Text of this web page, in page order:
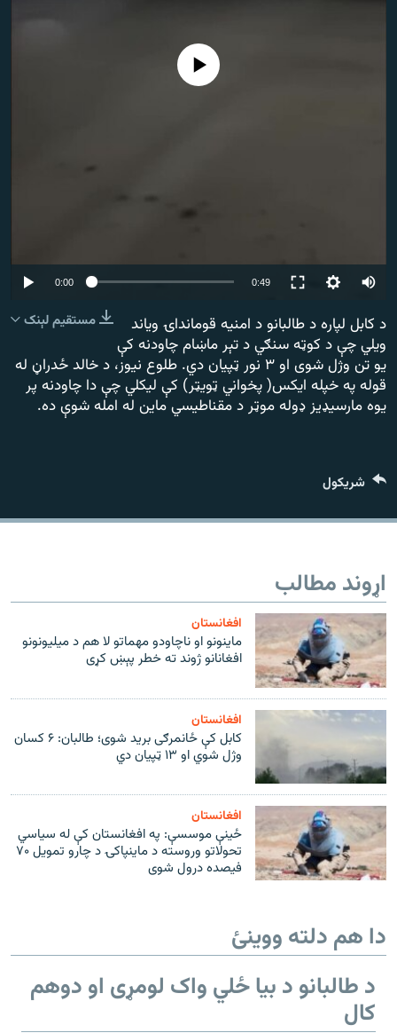
No media source currently available
0:00 0:49
360p
480p
720p
مستقیم لېنک
د کابل لپاره د طالبانو د امنیه قومانداۍ ویاند
ویلي چې د کوټه سنګي د تېر ماښام چاودنه کې
یو تن وژل شوی او ۳ نور ټپیان دي. طلوع نیوز، د خالد ځدراڼ له
قوله په خپله ایکس( پخواني ټویټر) کې لیکلي چې دا چاودنه پر
یوه مارسیډیز ډوله موټر د مقناطیسي ماین له امله شوې ده.
شريکول
اړوند مطالب
افغانستان
ماینونو او ناچاودو مهماتو لا هم د میلیونونو
افغانانو ژوند ته خطر پېښ کړی
افغانستان
کابل کې ځانمرګی برید شوی؛ طالبان: ۶ کسان
وژل شوي او ۱۳ ټپیان دي
افغانستان
ځینې موسسې: په افغانستان کې له سیاسي
تحولاتو وروسته د ماینپاکۍ د چارو تمویل ۷۰
فیصده درول شوی
دا هم دلته ووینئ
د طالبانو د بیا ځلي واک لومړی او دوهم
کال